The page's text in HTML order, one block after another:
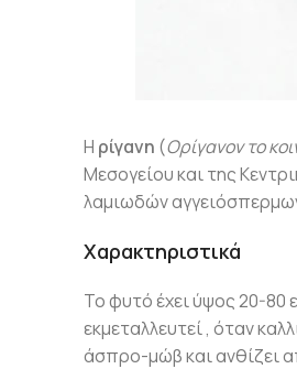
Η ρίγανη (Ορίγανον το
Μεσογείου και της
λαμιωδών
Χαρακτηριστικά
Το φυτό έχει ύψος 20-80
εκμεταλλευτεί , όταν
άσπρο-μώβ και ανθίζει